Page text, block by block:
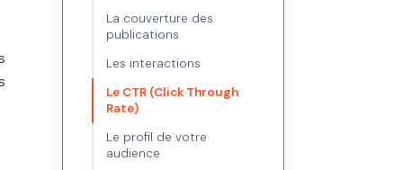
La couverture des
publications
Les interactions
Le CTR (Click Through
Rate)
Le profil de votre
audience